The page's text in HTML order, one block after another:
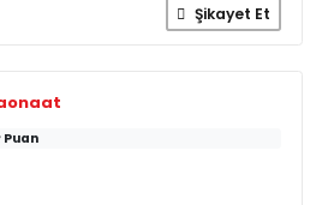
Şikayet Et
Puan